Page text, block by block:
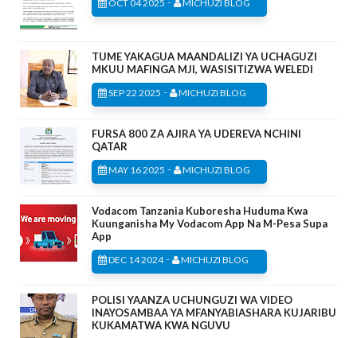
OCT 04 2025 MICHUZI BLOG
TUME YAKAGUA MAANDALIZI YA UCHAGUZI
MKUU MAFINGA MJI, WASISITIZWA WELEDI
SEP 22 2025 - MICHUZI BLOG
FURSA 800 ZA AJIRA YA UDEREVA NCHINI
QATAR
MAY 16 2025 - MICHUZI BLOG
Vodacom Tanzania Kuboresha Huduma Kwa
Kuunganisha My Vodacom App Na M-Pesa Supa
App
DEC 14 2024- MICHUZI BLOG
POLISI YAANZA UCHUNGUZI WA VIDEO
INAYOSAMBAA YA MFANYABIASHARA KUJARIBU
KUKAMATWA KWA NGUVU